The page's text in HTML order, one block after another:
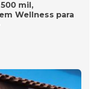
mil,
Wellness para